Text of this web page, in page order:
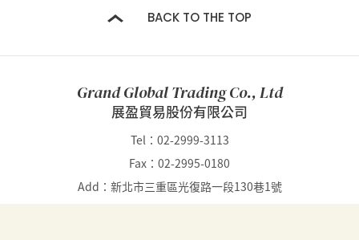
BACK TO THE TOP
Grand Global Trading Co., Ltd
展盈貿易股份有限公司
Tel：02-2999-3113
Fax：02-2995-0180
Add：新北市三重區光復路一段130巷1號